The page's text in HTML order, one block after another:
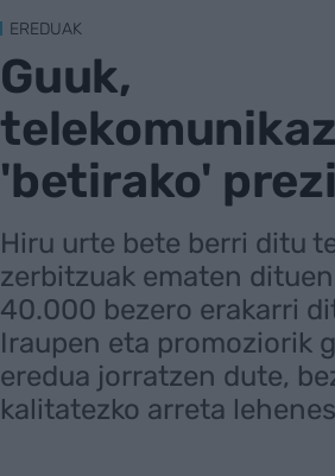
EREDUAK
Guuk,
'betirako'
Hiru urte bete berri ditu
zerbitzuak ematen
40.000 bezero erakarri
Iraupen eta promoziorik
eredua jorratzen dute,
kalitatezko arreta